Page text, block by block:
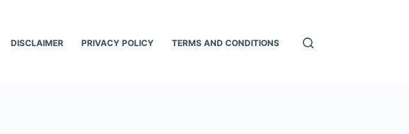
DISCLAIMER PRIVACY POLICY TERMS AND CONDITIONS